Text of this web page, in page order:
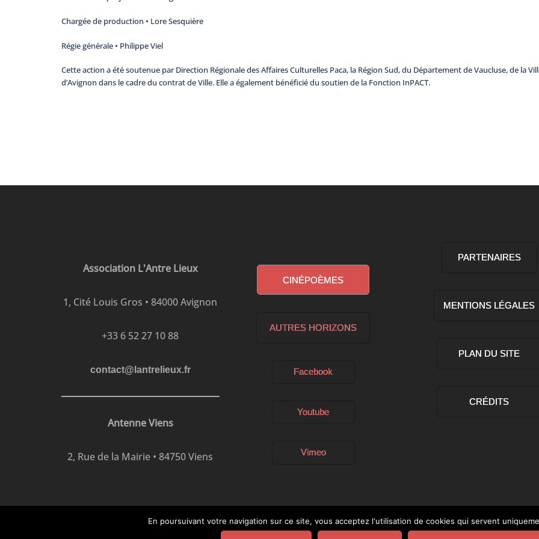
Chargée de production • Lore Sesquière
Régie générale • Philippe Viel
Cette action a été soutenue par Direction Régionale des Affaires Culturelles Paca, la Région Sud, du Département de Vaucluse, de la
d’Avignon dans le cadre du contrat de Ville. Elle a également bénéficié du soutien de la Fonction InPACT.
Association L'Antre Lieux
1, Cité Louis Gros • 84000 Avignon
+33 6 52 27 10 88
contact@lantrelieux.fr
Antenne Viens
2, Rue de la Mairie • 84750 Viens
CINÉPOÈMES
AUTRES HORIZONS
Facebook
Youtube
Vimeo
PARTENAIRES
MENTIONS LÉGALES
PLAN DU SITE
CRÉDITS
En poursuivant votre navigation sur ce site, vous acceptez l'utilisation de cookies qui servent